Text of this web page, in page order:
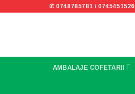
✆ 0748785781 /0745451526
AMBALAJE COFETARII